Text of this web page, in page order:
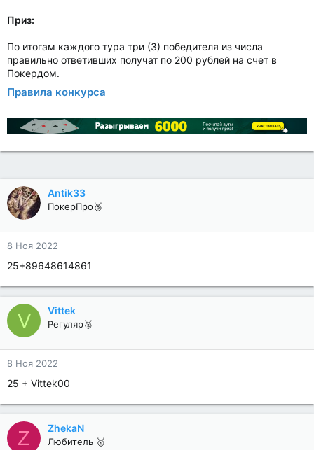
Приз:
По итогам каждого тура три (3) победителя из числа
правильно ответивших получат по 200 рублей на счет в
Покердом.
Правила конкурса
Antik33
ПокерПро🥉
8 Ноя 2022
25+89648614861
V Vittek
Регуляр🥈
8 Ноя 2022
25 + Vittek00
Z ZhekaN
Любитель 🥇